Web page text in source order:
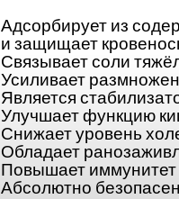
Адсорбирует из
и защищает
Связывает соли
Усиливает
Является
Улучшает функцию
Снижает уровень
Обладает
Повышает иммунитет
Абсолютно